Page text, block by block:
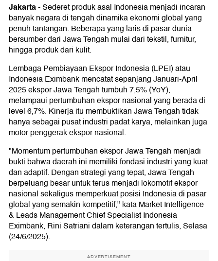
Jakarta-Sederet produk asal Indonesia menjadi incaran
banyak negara di tengah dinamika ekonomi global yang
penuh tantangan. Beberapa yang laris di pasar dunia
bersumber dari Jawa Tengah mulai dari tekstil, furnitur,
hingga produk dari kulit.
Lembaga Pembiayaan Ekspor Indonesia (LPEI) atau
Indonesia Eximbank mencatat sepanjang Januari-April
2025 ekspor Jawa Tengah tumbuh 7,5% (YoY),
melampaui pertumbuhan ekspor nasional yang berada di
level 6,7%. Kinerja itu membuktikan Jawa Tengah tidak
hanya sebagai pusat industri padat karya, melainkan juga
motor penggerak ekspor nasional.
"Momentum pertumbuhan ekspor Jawa Tengah menjadi
bukti bahwa daerah ini memiliki fondasi industri yang kuat
dan adaptif. Dengan strategi yang tepat, Jawa Tengah
berpeluang besar untuk terus menjadi lokomotif ekspor
nasional sekaligus memperkuat posisi Indonesia di pasar
global yang semakin kompetitif," kata Market Intelligence
& Leads Management Chief Specialist Indonesia
Eximbank, Rini Satriani dalam keterangan tertulis, Selasa
(24/6/2025).
ADVERTISEMENT